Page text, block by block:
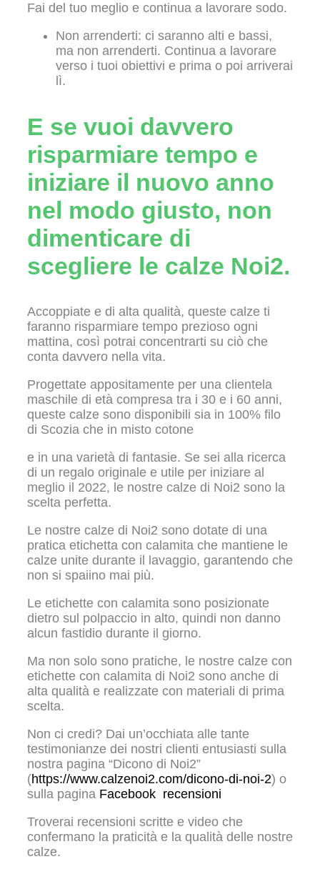
Fai del tuo meglio e continua a lavorare sodo.
Non arrenderti: ci saranno alti e bassi,
ma non arrenderti. Continua a lavorare
verso i tuoi obiettivi e prima o poi arriverai
lì.
E se vuoi davvero
risparmiare tempo e
iniziare il nuovo anno
nel modo giusto, non
dimenticare di
scegliere le calze Noi2.
Accoppiate e di alta qualità, queste calze ti
faranno risparmiare tempo prezioso ogni
mattina, così potrai concentrarti su ciò che
conta davvero nella vita.
Progettate appositamente per una clientela
maschile di età compresa tra i 30 e i 60 anni,
queste calze sono disponibili sia in 100% filo
di Scozia che in misto cotone
e in una varietà di fantasie. Se sei alla ricerca
di un regalo originale e utile per iniziare al
meglio il 2022, le nostre calze di Noi2 sono la
scelta perfetta.
Le nostre calze di Noi2 sono dotate di una
pratica etichetta con calamita che mantiene le
calze unite durante il lavaggio, garantendo che
non si spaiino mai più.
Le etichette con calamita sono posizionate
dietro sul polpaccio in alto, quindi non danno
alcun fastidio durante il giorno.
Ma non solo sono pratiche, le nostre calze con
etichette con calamita di Noi2 sono anche di
alta qualità e realizzate con materiali di prima
scelta.
Non ci credi? Dai un’occhiata alle tante
testimonianze dei nostri clienti entusiasti sulla
nostra pagina “Dicono di Noi2”
(https://www.calzenoi2.com/dicono-di-noi-2) o
sulla pagina Facebook recensioni
Troverai recensioni scritte e video che
confermano la praticità e la qualità delle nostre
calze.